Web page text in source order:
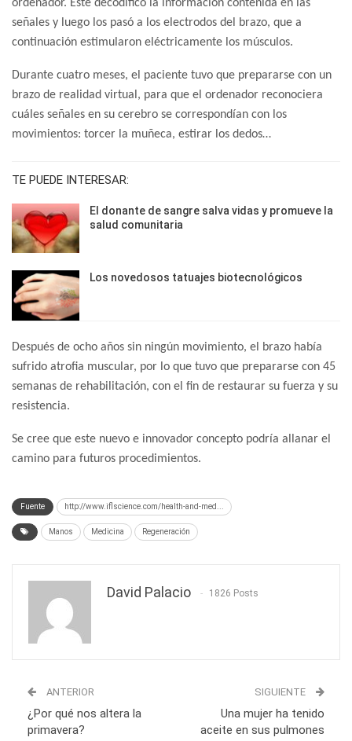
ordenador. Este decodificó la información contenida en las
señales y luego los pasó a los electrodos del brazo, que a
continuación estimularon eléctricamente los músculos.
Durante cuatro meses, el paciente tuvo que prepararse con un
brazo de realidad virtual, para que el ordenador reconociera
cuáles señales en su cerebro se correspondían con los
movimientos: torcer la muñeca, estirar los dedos…
TE PUEDE INTERESAR:
El donante de sangre salva vidas y promueve la
salud comunitaria
Los novedosos tatuajes biotecnológicos
Después de ocho años sin ningún movimiento, el brazo había
sufrido atrofia muscular, por lo que tuvo que prepararse con 45
semanas de rehabilitación, con el fin de restaurar su fuerza y su
resistencia.
Se cree que este nuevo e innovador concepto podría allanar el
camino para futuros procedimientos.
Fuente http://www.iflscience.com/health-and-med...
Manos Medicina Regeneración
David Palacio 1826 Posts
ANTERIOR
¿Por qué nos altera la
primavera?
SIGUIENTE
Una mujer ha tenido
aceite en sus pulmones